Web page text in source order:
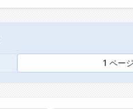
◎
■明るい未来を創造す
かな心と前向きに生き
■病院・医療施設
入院患者様の栄養バラ
お子様たちの健全な成
1 ページ